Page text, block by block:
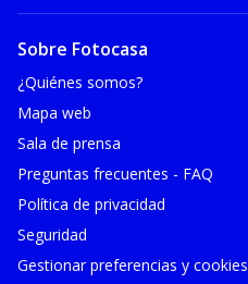
Sobre Fotocasa
¿Quiénes somos?
Mapa web
Sala de prensa
Preguntas frecuentes - FAQ
Política de privacidad
Seguridad
Gestionar preferencias y cookies